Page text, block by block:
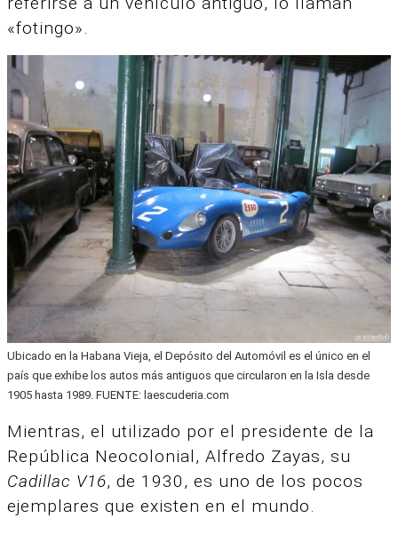
«fotingo».
Ubicado en la Habana Vieja, el Depósito del Automóvil es el único en el
país que exhibe los autos más antiguos que circularon en la Isla desde
1905 hasta 1989. FUENTE: laescuderia.com
Mientras, el utilizado por el presidente de la
República Neocolonial, Alfredo Zayas, su
Cadillac V16, de 1930, es uno de los pocos
ejemplares que existen en el mundo.